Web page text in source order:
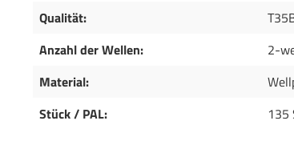
Qualität:
Anzahl der Wellen:
2-
Material:
Stück / PAL:
135